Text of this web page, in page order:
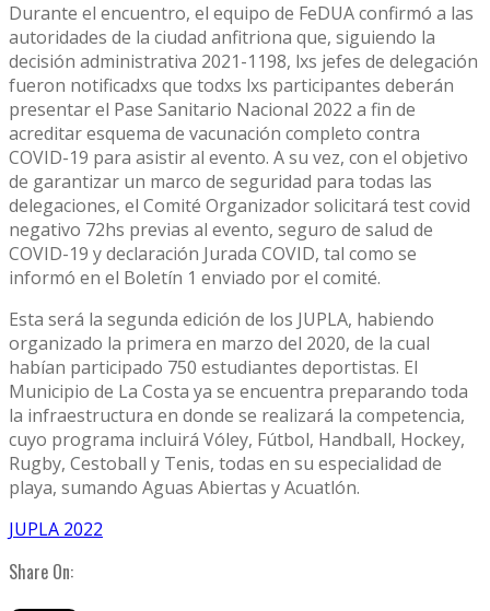
Durante el encuentro, el equipo de FeDUA confirmó a las
autoridades de la ciudad anfitriona que, siguiendo la
decisión administrativa 2021-1198, lxs jefes de delegación
fueron notificadxs que todxs lxs participantes deberán
presentar el Pase Sanitario Nacional 2022 a fin de
acreditar esquema de vacunación completo contra
COVID-19 para asistir al evento. A su vez, con el objetivo
de garantizar un marco de seguridad para todas las
delegaciones, el Comité Organizador solicitará test covid
negativo 72hs previas al evento, seguro de salud de
COVID-19 y declaración Jurada COVID, tal como se
informó en el Boletín 1 enviado por el comité.
Esta será la segunda edición de los JUPLA, habiendo
organizado la primera en marzo del 2020, de la cual
habían participado 750 estudiantes deportistas. El
Municipio de La Costa ya se encuentra preparando toda
la infraestructura en donde se realizará la competencia,
cuyo programa incluirá Vóley, Fútbol, Handball, Hockey,
Rugby, Cestoball y Tenis, todas en su especialidad de
playa, sumando Aguas Abiertas y Acuatlón.
JUPLA 2022
Share On: